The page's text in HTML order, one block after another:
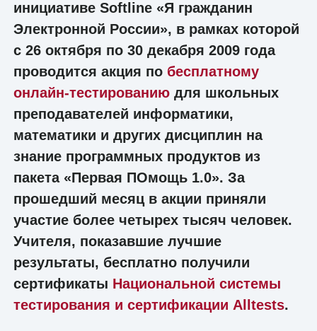
инициативе Softline «Я гражданин
Электронной России», в рамках которой
с 26 октября по 30 декабря 2009 года
проводится акция по бесплатному
онлайн-тестированиюдля школьных
преподавателей информатики,
математики и других дисциплин на
знание программных продуктов из
пакета «Первая ПОмощь 1.0». За
прошедший месяц в акции приняли
участие более четырех тысяч человек.
Учителя, показавшие лучшие
результаты, бесплатно получили
сертификаты Национальной системы
тестирования и сертификации Alltests.